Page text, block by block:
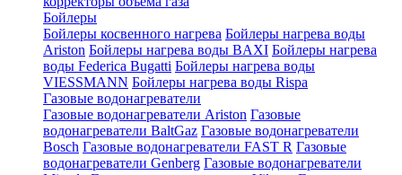
Бойлеры
Бойлеры косвенного нагрева Бойлеры нагрева воды
Ariston Бойлеры нагрева воды BAXI Бойлеры нагрева
воды Federica Bugatti Бойлеры нагрева воды
VIESSMANN Бойлеры нагрева воды Rispa
Газовые водонагреватели
Газовые водонагреватели Ariston Газовые
водонагреватели BaltGaz Газовые водонагреватели
Bosch Газовые водонагреватели FAST R Газовые
водонагреватели Genberg Газовые водонагреватели